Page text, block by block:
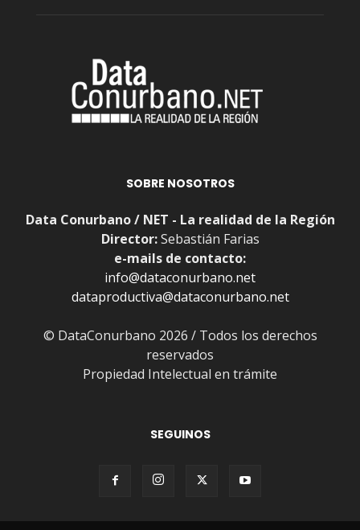
SOBRE NOSOTROS
Data Conurbano / NET - La realidad de la Región
Director:Sebastián Farias
e-mails de contacto:
info@dataconurbano.net
dataproductiva@dataconurbano.net
© DataConurbano 2026 / Todos los derechos
reservados
Propiedad Intelectual en trámite
SEGUINOS